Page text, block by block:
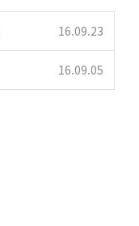
16.09.23
16.09.05